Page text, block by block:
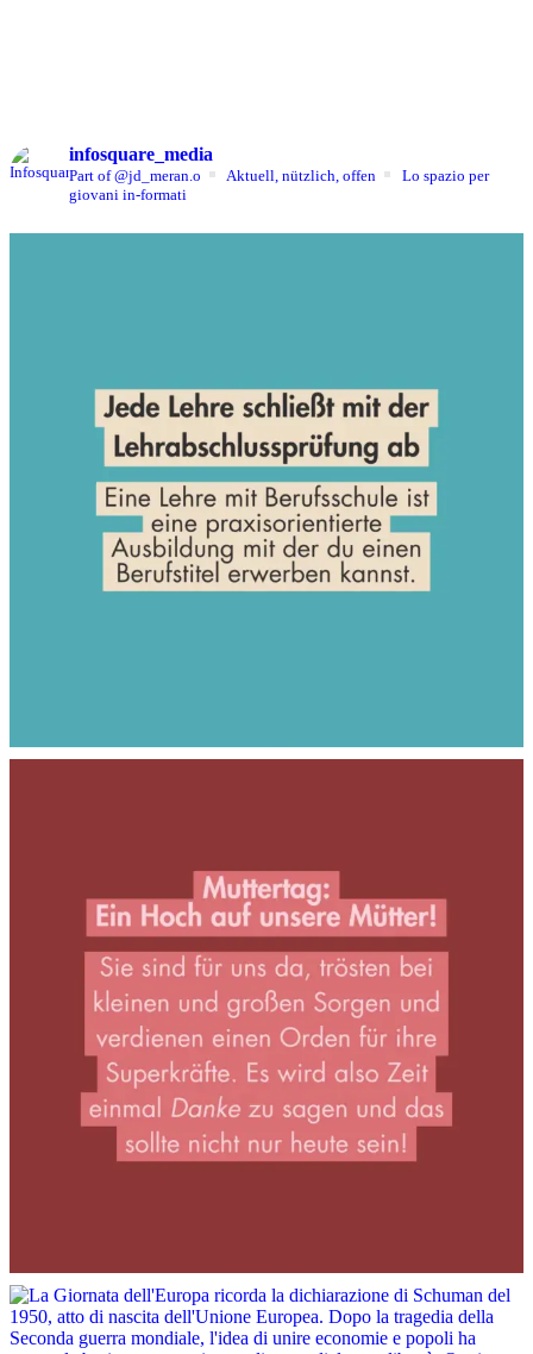
infosquare_media
Part of @jd_meran.o Aktuell, nützlich, offen
Lo spazio per
giovani in-formati